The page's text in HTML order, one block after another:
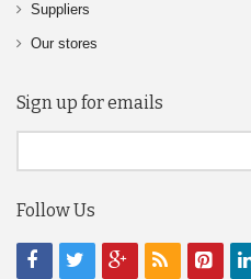
Suppliers
Our stores
Sign up for emails
Follow Us